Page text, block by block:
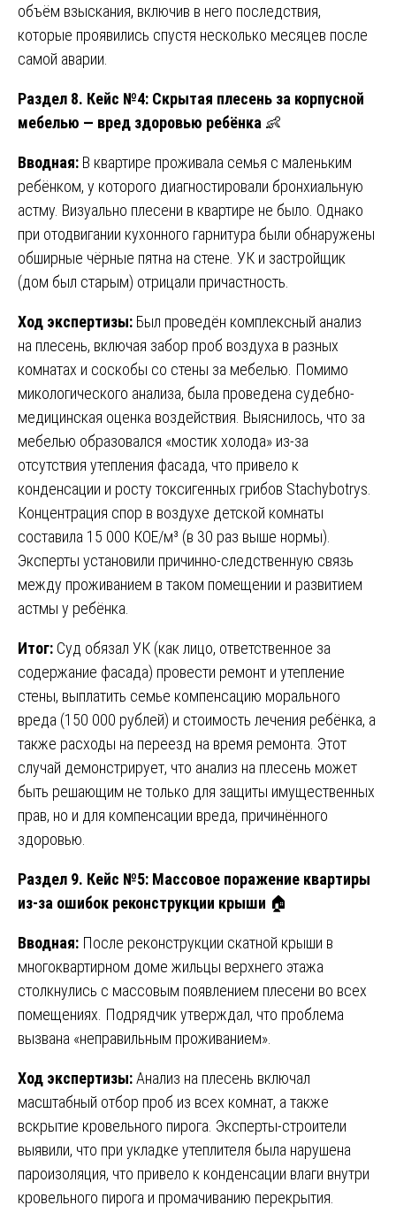
объём взыскания, включив в него последствия,
которые проявились спустя несколько месяцев после
самой аварии.
Раздел 8. Кейс №4: Скрытая плесень за корпусной
мебелью — вред здоровью ребёнка 👶
Вводная: В квартире проживала семья с маленьким
ребёнком, у которого диагностировали бронхиальную
астму. Визуально плесени в квартире не было. Однако
при отодвигании кухонного гарнитура были обнаружены
обширные чёрные пятна на стене. УК и застройщик
(дом был старым) отрицали причастность.
Ход экспертизы: Был проведён комплексный анализ
на плесень, включая забор проб воздуха в разных
комнатах и соскобы со стены за мебелью. Помимо
микологического анализа, была проведена судебно-
медицинская оценка воздействия. Выяснилось, что за
мебелью образовался «мостик холода» из-за
отсутствия утепления фасада, что привело к
конденсации и росту токсигенных грибов Stachybotrys.
Концентрация спор в воздухе детской комнаты
составила 15 000 КОЕ/м³ (в 30 раз выше нормы).
Эксперты установили причинно-следственную связь
между проживанием в таком помещении и развитием
астмы у ребёнка.
Итог: Суд обязал УК (как лицо, ответственное за
содержание фасада) провести ремонт и утепление
стены, выплатить семье компенсацию морального
вреда (150 000 рублей) и стоимость лечения ребёнка, а
также расходы на переезд на время ремонта. Этот
случай демонстрирует, что анализ на плесень может
быть решающим не только для защиты имущественных
прав, но и для компенсации вреда, причинённого
здоровью.
Раздел 9. Кейс №5: Массовое поражение квартиры
из-за ошибок реконструкции крыши 🏠
Вводная: После реконструкции скатной крыши в
многоквартирном доме жильцы верхнего этажа
столкнулись с массовым появлением плесени во всех
помещениях. Подрядчик утверждал, что проблема
вызвана «неправильным проживанием».
Ход экспертизы:Анализ на плесень включал
масштабный отбор проб из всех комнат, а также
вскрытие кровельного пирога. Эксперты-строители
выявили, что при укладке утеплителя была нарушена
пароизоляция, что привело к конденсации влаги внутри
кровельного пирога и промачиванию перекрытия.